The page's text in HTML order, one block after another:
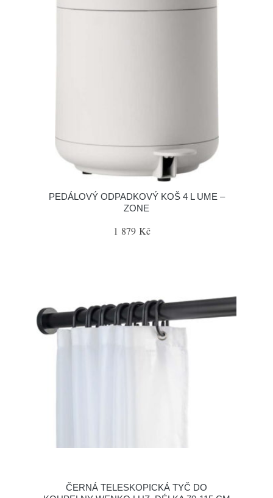
PEDÁLOVÝ ODPADKOVÝ KOŠ 4 L UME –
ZONE
1 879 Kč
ČERNÁ TELESKOPICKÁ TYČ DO